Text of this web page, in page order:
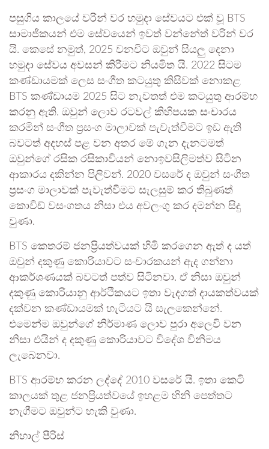
පසුගිය කාලයේ වරින් වර හමුදා සේවයට එක් වූ BTS
සාමාජිකයන් එම සේවයෙන් ඉවත් වන්නේත් වරින් වර
යි. කෙසේ නමුත්, 2025 වනවිට ඔවුන් සියලු දෙනා
හමුදා සේවය අවසන් කිරීමට නියමිත යි. 2022 සිටම
කණ්ඩායමක් ලෙස සංගීත කටයුතු කිසිවක් නොකළ
BTS කණ්ඩායම 2025 සිට නැවතත් එම කටයුතු ආරම්භ
කරනු ඇති. ඔවුන් ලොව රටවල් කිහිපයක සංචාරය
කරමින් සංගීත ප්‍රසංග මාලාවක් පැවැත්වීමට ඉඩ ඇති
බවටත් අදහස් පළ වන අතර මේ ගැන දැනටමත්
ඔවුන්ගේ රසික රසිකාවියන් නොඉවසිලිමත්ව සිටින
ආකාරය දකින්න පිලිවන්. 2020 වසරේ ද ඔවුන් සංගීත
ප්‍රසංග මාලාවක් පැවැත්වීමට සැලසුම් කර තිබුණත්
කොවිඩ් වසංගතය නිසා එය අවලංගු කර දමන්න සිදු
වුණා.
BTS කෙතරම් ජනප්‍රියත්වයක් හිමි කරගෙන ඇත් ද යත්
ඔවුන් දකුණු කොරියාවට සංචාරකයන් ඇද ගන්නා
ආකර්ශණයක් බවටත් පත්ව සිටිනවා. ඒ නිසා ඔවුන්
දකුණු කොරියානු ආර්ථිකයට ඉතා වැදගත් දායකත්වයක්
දක්වන කණ්ඩායමක් හැටියට යි සැලකෙන්නේ.
එමෙන්ම ඔවුන්ගේ නිර්මාණ ලොව පුරා අලෙවි වන
නිසා එයින් ද දකුණු කොරියාවට විදේශ විනිමය
ලැබෙනවා.
BTS ආරම්භ කරන ලද්දේ 2010 වසරේ යි. ඉතා කෙටි
කාලයක් තුළ ජනප්‍රියත්වයේ ඉහළම හිනි පෙත්තට
නැගීමට ඔවුන්ට හැකි වුණා.
නිහාල් පීරිස්